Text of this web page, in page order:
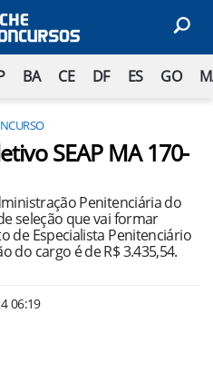
BA CE DF ES GO
SEAP MA 170-
Penitenciária do
seleção que vai formar
de Especialista Penitenciário
do cargo é de R$ 3.435,54.
06:19